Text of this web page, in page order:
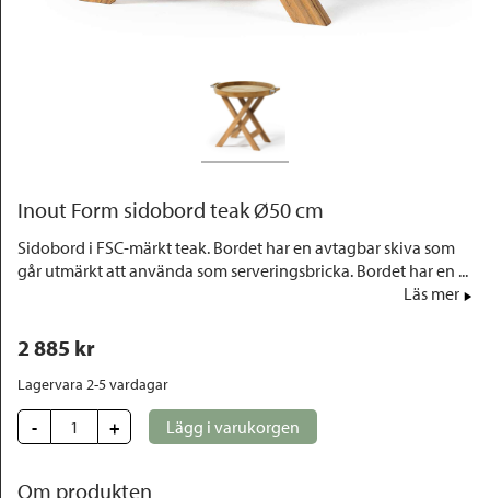
Inout Form sidobord teak Ø50 cm
Sidobord i FSC-märkt teak. Bordet har en avtagbar skiva som
går utmärkt att använda som serveringsbricka. Bordet har en ...
Läs mer
2 885 kr
Lagervara 2-5 vardagar
- + Lägg i varukorgen
Om produkten